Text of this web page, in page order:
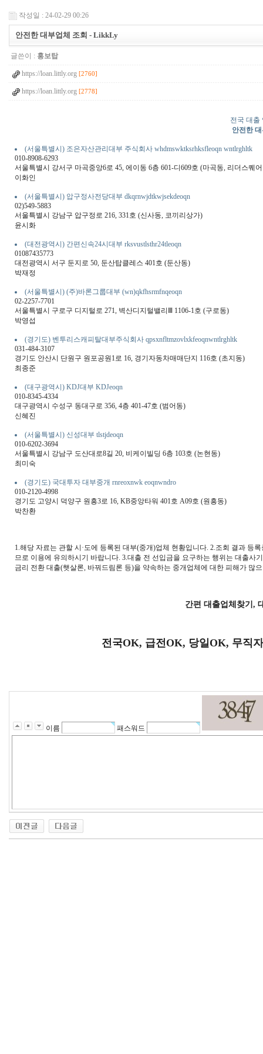
작성일 : 24-02-29 00:26
안전한 대부업체 조회 - LikkLy
글쓴이 : 홍보탑
https://loan.littly.org [2760]
https://loan.littly.org [2778]
전국 대출
안전한
(서울특별시) 조은자산관리대부 주식회사 whdmswktksrhksfleoqn wntlrghltk
010-8908-6293
서울특별시 강서구 마곡중앙6로 45, 에이동 6층 601-디609호 (마곡동, 리더스퀘
이화인
(서울특별시) 압구정사전당대부 dkqrnwjdtkwjsekdeoqn
02)549-5883
서울특별시 강남구 압구정로 216, 331호 (신사동, 코끼리상가)
윤시화
(대전광역시) 간편신속24시대부 rksvustlsthr24tleoqn
01087435773
대전광역시 서구 둔지로 50, 둔산탑클레스 401호 (둔산동)
박재정
(서울특별시) (주)바론그룹대부 (wn)qkfhsrmfnqeoqn
02-2257-7701
서울특별시 구로구 디지털로 271, 벽산디지털밸리Ⅲ 1106-1호 (구로동)
박영섭
(경기도) 벤투리스캐피탈대부주식회사 qpsxnfltmzovlxkfeoqnwntlrghltk
031-484-3107
경기도 안산시 단원구 원포공원1로 16, 경기자동차매매단지 116호 (초지동)
최종준
(대구광역시) KDJ대부 KDJeoqn
010-8345-4334
대구광역시 수성구 동대구로 356, 4층 401-47호 (범어동)
신혜진
(서울특별시) 신성대부 tlstjdeoqn
010-6202-3694
서울특별시 강남구 도산대로8길 20, 비케이빌딩 6층 103호 (논현동)
최미숙
(경기도) 국대투자 대부중개 rnreoxnwk eoqnwndro
010-2120-4998
경기도 고양시 덕양구 원흥3로 16, KB중앙타워 401호 A09호 (원흥동)
박찬환
1.해당 자료는 관할 시·도에 등록된 대부(중개)업체 현황입니다. 2.조회 결과 등
므로 이용에 유의하시기 바랍니다. 3.대출 전 선입금을 요구하는 행위는 대출
금리 전환 대출(햇살론, 바꿔드림론 등)을 약속하는 중개업체에 대한 피해가 많
간편 대출업체찾기,
전국OK, 급전OK, 당일OK, 무직
이름 패스워드